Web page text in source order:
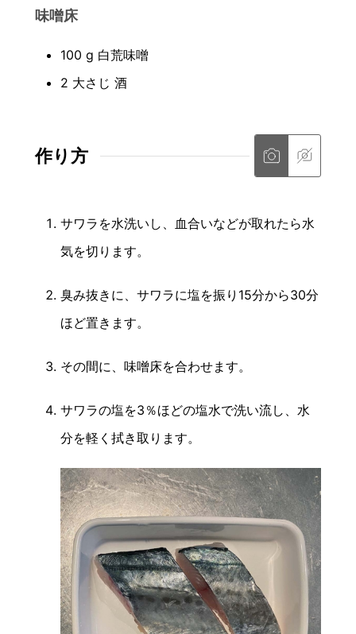
味噌床
100 g 白荒味噌
2 大さじ 酒
作り方
サワラを水洗いし、血合いなどが取れたら水
気を切ります。
臭み抜きに、サワラに塩を振り15分から30分
ほど置きます。
その間に、味噌床を合わせます。
サワラの塩を3％ほどの塩水で洗い流し、水
分を軽く拭き取ります。